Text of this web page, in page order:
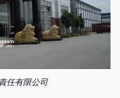
任有限公司